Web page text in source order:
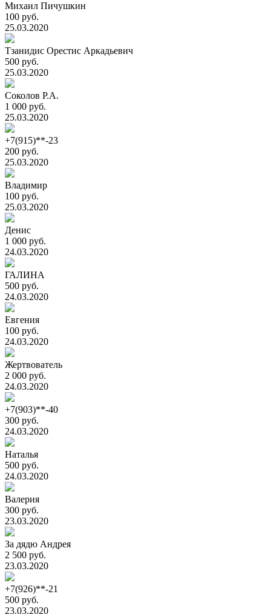
Михаил Пичушкин
100 руб.
25.03.2020
Тзанидис Орестис Аркадьевич
500 руб.
25.03.2020
Соколов Р.А.
1 000 руб.
25.03.2020
+7(915)**-23
200 руб.
25.03.2020
Владимир
100 руб.
25.03.2020
Денис
1 000 руб.
24.03.2020
ГАЛИНА
500 руб.
24.03.2020
Евгения
100 руб.
24.03.2020
Жертвователь
2 000 руб.
24.03.2020
+7(903)**-40
300 руб.
24.03.2020
Наталья
500 руб.
24.03.2020
Валерия
300 руб.
23.03.2020
За дядю Андрея
2 500 руб.
23.03.2020
+7(926)**-21
500 руб.
23.03.2020